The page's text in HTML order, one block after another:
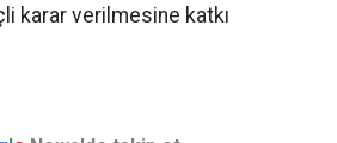
karar verilmesine katkı